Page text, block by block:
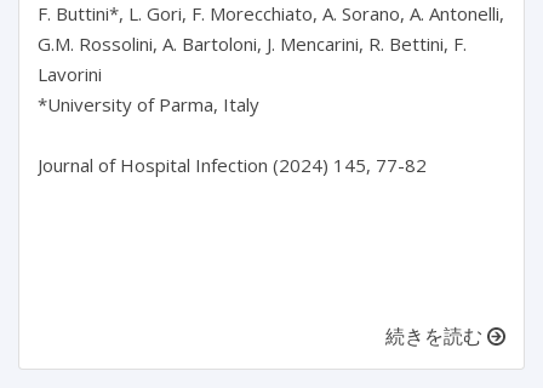
F. Buttini*, L. Gori, F. Morecchiato, A. Sorano, A. Antonelli,
G.M. Rossolini, A. Bartoloni, J. Mencarini, R. Bettini, F.
Lavorini
*University of Parma, Italy
Journal of Hospital Infection (2024) 145, 77-82
続きを読む